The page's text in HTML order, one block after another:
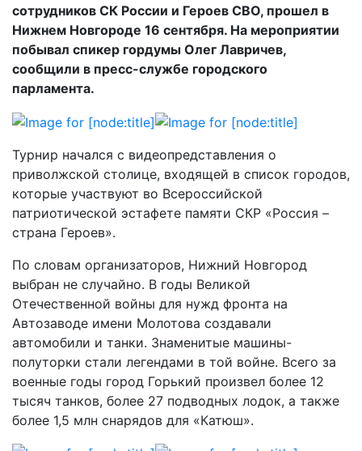
сотрудников СК России и Героев СВО, прошел в
Нижнем Новгороде 16 сентября. На мероприятии
побывал спикер гордумы Олег Лавричев,
сообщили в пресс-службе городского
парламента.
Турнир начался с видеопредставления о
приволжской столице, входящей в список городов,
которые участвуют во Всероссийской
патриотической эстафете памяти СКР «Россия –
страна Героев».
По словам организаторов, Нижний Новгород
выбран не случайно. В годы Великой
Отечественной войны для нужд фронта на
Автозаводе имени Молотова создавали
автомобили и танки. Знаменитые машины-
полуторки стали легендами в той войне. Всего за
военные годы город Горький произвел более 12
тысяч танков, более 27 подводных лодок, а также
более 1,5 млн снарядов для «Катюш».